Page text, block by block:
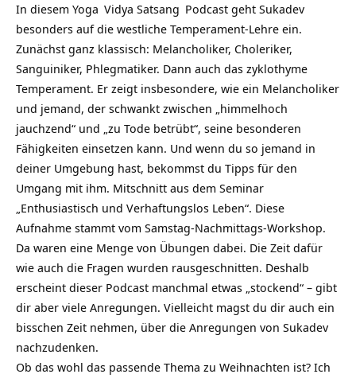
In diesem Yoga Vidya Satsang Podcast geht Sukadev
besonders auf die westliche Temperament-Lehre ein.
Zunächst ganz klassisch: Melancholiker, Choleriker,
Sanguiniker, Phlegmatiker. Dann auch das zyklothyme
Temperament. Er zeigt insbesondere, wie ein Melancholiker
und jemand, der schwankt zwischen „himmelhoch
jauchzend“ und „zu Tode betrübt“, seine besonderen
Fähigkeiten einsetzen kann. Und wenn du so jemand in
deiner Umgebung hast, bekommst du Tipps für den
Umgang mit ihm. Mitschnitt aus dem Seminar
„Enthusiastisch und Verhaftungslos Leben“. Diese
Aufnahme stammt vom Samstag-Nachmittags-Workshop.
Da waren eine Menge von Übungen dabei. Die Zeit dafür
wie auch die Fragen wurden rausgeschnitten. Deshalb
erscheint dieser Podcast manchmal etwas „stockend“ – gibt
dir aber viele Anregungen. Vielleicht magst du dir auch ein
bisschen Zeit nehmen, über die Anregungen von Sukadev
nachzudenken.
Ob das wohl das passende Thema zu Weihnachten ist? Ich